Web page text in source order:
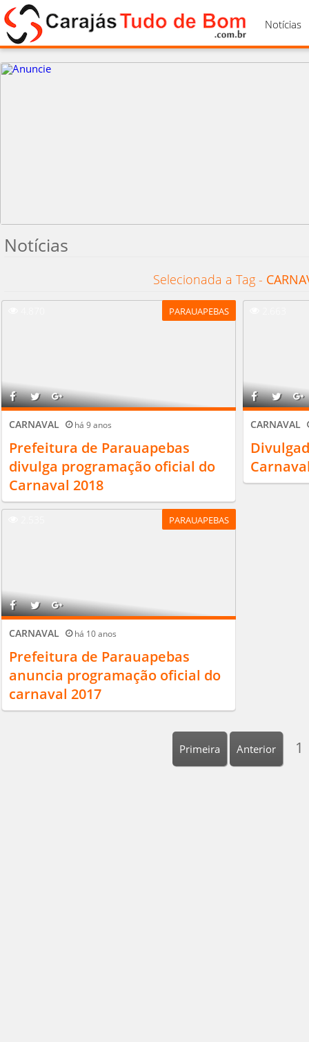
Notícias
Notícias
Selecionada a Tag -
PARAUAPEBAS
CARNAVAL há 9 anos
Prefeitura de Parauapebas
divulga programação oficial do
Carnaval 2018
CARNAVAL
PARAUAPEBAS
CARNAVAL há 10 anos
Prefeitura de Parauapebas
anuncia programação oficial do
carnaval 2017
Primeira Anterior 1